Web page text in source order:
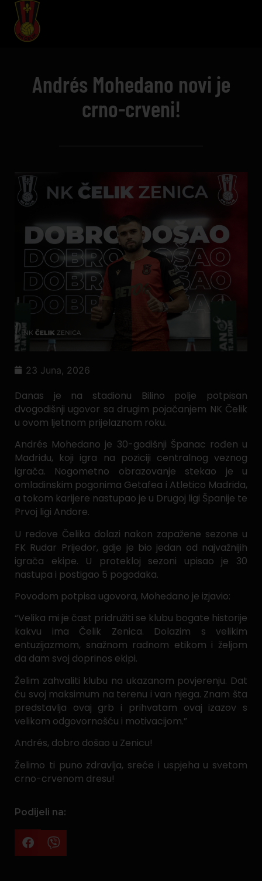
Andrés Mohedano novi je
crno-crveni!
23 Juna, 2026
Danas je na stadionu Bilino polje potpisan
dvogodišnji ugovor sa drugim pojačanjem NK Čelik
u ovom ljetnom prijelaznom roku.
Andrés Mohedano je 30-godišnji Španac rođen u
Madridu, koji igra na poziciji centralnog veznog
igrača. Nogometno obrazovanje stekao je u
omladinskim pogonima Getafea i Atletico Madrida,
a tokom karijere nastupao je u Drugoj ligi Španije te
Prvoj ligi Andore.
U redove Čelika dolazi nakon zapažene sezone u
FK Rudar Prijedor, gdje je bio jedan od najvažnijih
igrača ekipe. U protekloj sezoni upisao je 30
nastupa i postigao 5 pogodaka.
Povodom potpisa ugovora, Mohedano je izjavio:
“Velika mi je čast pridružiti se klubu bogate historije
kakvu ima Čelik Zenica. Dolazim s velikim
entuzijazmom, snažnom radnom etikom i željom
da dam svoj doprinos ekipi.
Želim zahvaliti klubu na ukazanom povjerenju. Dat
ću svoj maksimum na terenu i van njega. Znam šta
predstavlja ovaj grb i prihvatam ovaj izazov s
velikom odgovornošću i motivacijom.”
Andrés, dobro došao u Zenicu!
Želimo ti puno zdravlja, sreće i uspjeha u svetom
crno-crvenom dresu!
Podijeli na: